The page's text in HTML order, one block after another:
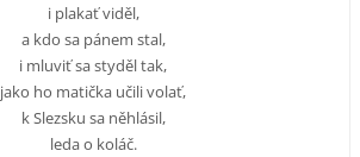
i plakať viděl,
a kdo sa pánem stal,
i mluviť sa styděl tak,
jako ho matička učili volať,
k Slezsku sa něhlásil,
leda o koláč.